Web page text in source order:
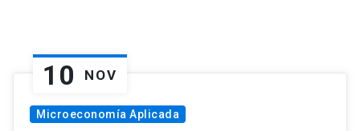
10 NOV
Microeconomía Aplicada